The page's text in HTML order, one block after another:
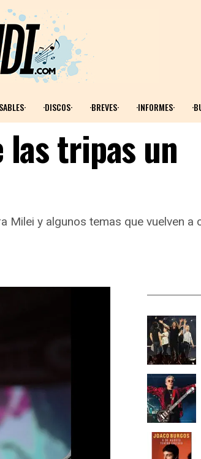
·DISCOS· ·BREVES· ·INFORMES·
las tripas un
Milei y algunos temas que vuelven a